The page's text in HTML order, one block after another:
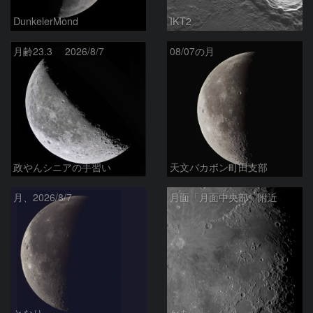
DunkelerMond IKT2
月齢23.3 2026/8/7
政やんシニアの手習い
08/07の月
天文バカボン町田支部
月、2026/8/7 月面「月面中央部」附近